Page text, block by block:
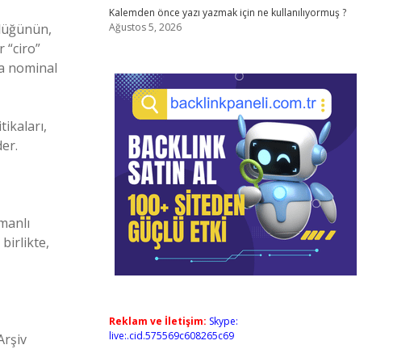
“ciro”
nominal
birlikte,
Kalemden önce yazı yazmak için ne kullanılıyormuş ?
Ağustos 5, 2026
Reklam ve İletişim: Skype:
live:.cid.575569c608265c69